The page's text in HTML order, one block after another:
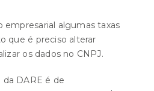
empresarial algumas taxas
que é preciso alterar
os dados no CNPJ.
da DARE é de